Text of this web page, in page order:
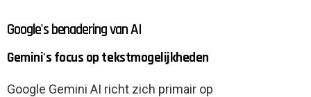
Google's benadering van AI
Gemini's focus op tekstmogelijkheden
Google Gemini AI richt zich primair op